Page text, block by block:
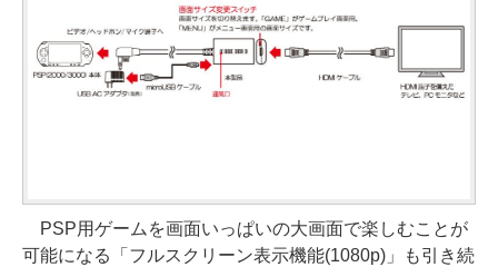
PSP用ゲームを画面いっぱいの大画面で楽しむことが
可能になる「フルスクリーン表示機能(1080p)」も引き続